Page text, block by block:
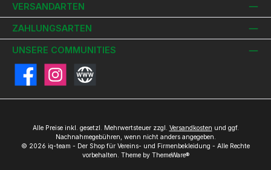
VERSANDARTEN
ZAHLUNGSARTEN
UNSERE COMMUNITIES
FacebookInstagramWebsite
Alle Preise inkl. gesetzl. Mehrwertsteuer zzgl. Versandkosten und ggf.
Nachnahmegebühren, wenn nicht anders angegeben.
© 2026 iq-team - Der Shop für Vereins- und Firmenbekleidung - Alle Rechte
vorbehalten. Theme by ThemeWare®